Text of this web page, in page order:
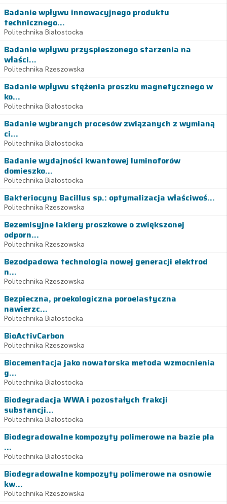
Badanie wpływu innowacyjnego produktu
technicznego...
Politechnika Białostocka
Badanie wpływu przyspieszonego starzenia na
właści...
Politechnika Rzeszowska
Badanie wpływu stężenia proszku magnetycznego w
ko...
Politechnika Białostocka
Badanie wybranych procesów związanych z wymianą
ci...
Politechnika Białostocka
Badanie wydajności kwantowej luminoforów
domieszko...
Politechnika Białostocka
Bakteriocyny Bacillus sp.: optymalizacja właściwoś...
Politechnika Rzeszowska
Bezemisyjne lakiery proszkowe o zwiększonej
odporn...
Politechnika Rzeszowska
Bezodpadowa technologia nowej generacji elektrod
n...
Politechnika Rzeszowska
Bezpieczna, proekologiczna poroelastyczna
nawierzc...
Politechnika Białostocka
BioActivCarbon
Politechnika Rzeszowska
Biocementacja jako nowatorska metoda wzmocnienia
g...
Politechnika Białostocka
Biodegradacja WWA i pozostałych frakcji
substancji...
Politechnika Białostocka
Biodegradowalne kompozyty polimerowe na bazie pla
...
Politechnika Białostocka
Biodegradowalne kompozyty polimerowe na osnowie
kw...
Politechnika Rzeszowska